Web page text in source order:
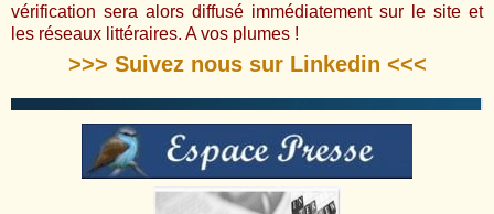
vérification sera alors diffusé immédiatement sur le site et
les réseaux littéraires. A vos plumes !
>>> Suivez nous sur Linkedin <<<